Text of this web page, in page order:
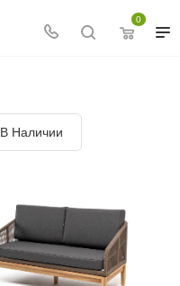
0
В Наличии